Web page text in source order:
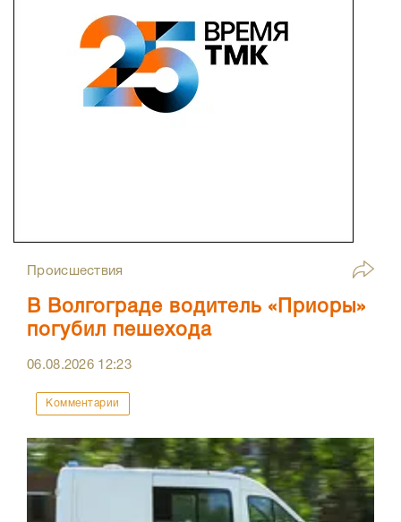
Происшествия
В Волгограде водитель «Приоры»
погубил пешехода
06.08.2026 12:23
Комментарии